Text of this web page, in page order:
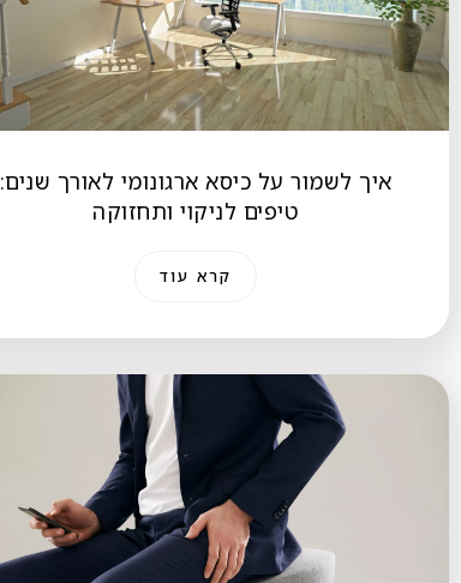
איך לשמור על כיסא ארגונומי לאורך שנים:
טיפים לניקוי ותחזוקה
קרא עוד